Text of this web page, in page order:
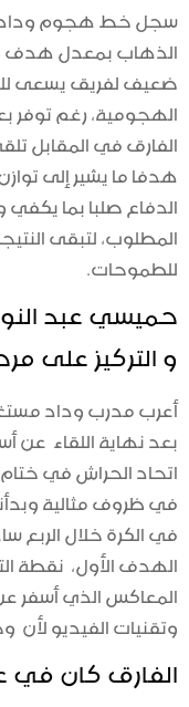
الذهاب بمعدل هدف
ضعيف لفريق يسعى
الهجومية، رغم توفر
هدفا ما يشير إلى
الدفاع صلبا بما
المطلوب، لتبقى
للطموحات.
حميسي عبد
و التركيز على
أعرب مدرب وداد
بعد نهاية اللقاء عن
اتحاد الحراش في
في ظروف مثالية
في الكرة خلال الربع
الهدف الأول، نقطة
المعاكس الذي أسفر
وتقنيات الفيديو
الفارق كان في